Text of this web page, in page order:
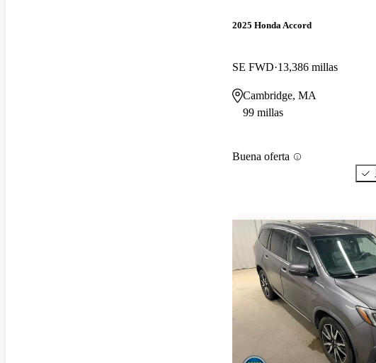
2025 Honda Accord
SE FWD 13,386 millas
Cambridge, MA
99 millas
Buena oferta